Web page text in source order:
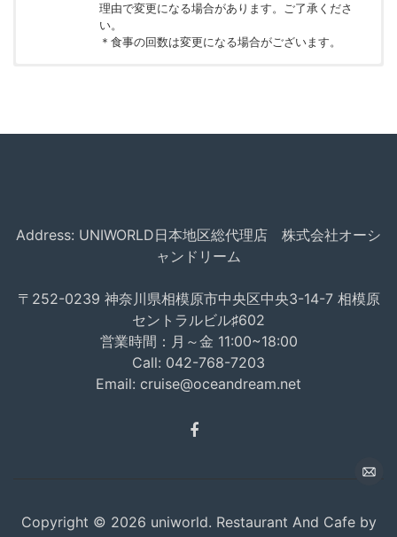
理由で変更になる場合があります。ご了承くださ
い。
＊食事の回数は変更になる場合がございます。
Address: UNIWORLD日本地区総代理店 株式会社オーシ
ャンドリーム
〒252-0239 神奈川県相模原市中央区中央3-14-7 相模原
セントラルビル♯602
営業時間：月～金 11:00~18:00
Call: 042-768-7203
Email: cruise@oceandream.net
Copyright © 2026 uniworld. Restaurant And Cafe by